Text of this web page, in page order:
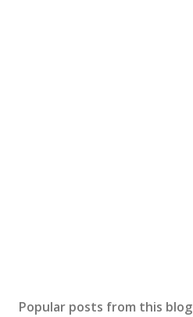
Popular posts from this blog